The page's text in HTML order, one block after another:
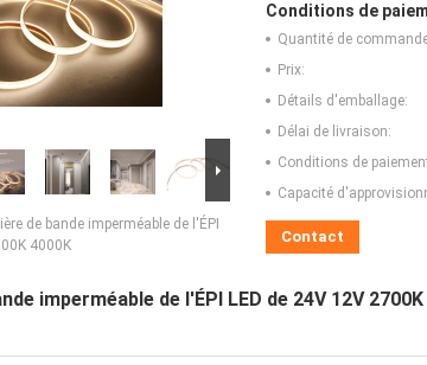
de bande imperméable de l'ÉPI
4000K
Conditions de
Quantité de
Prix:
Détails d'emballage:
Délai de livraison:
Conditions de
Capacité
Contact
imperméable de l'ÉPI LED de 24V 12V